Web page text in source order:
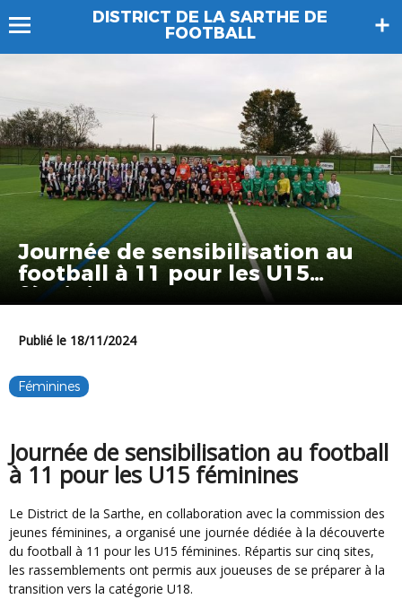
DISTRICT DE LA SARTHE DE
FOOTBALL
Journée de sensibilisation au
football à 11 pour les U15
féminines
Publié le 18/11/2024
Féminines
Journée de sensibilisation au football
à 11 pour les U15 féminines
Le District de la Sarthe, en collaboration avec la commission des
jeunes féminines, a organisé une journée dédiée à la découverte
du football à 11 pour les U15 féminines. Répartis sur cinq sites,
les rassemblements ont permis aux joueuses de se préparer à la
transition vers la catégorie U18.